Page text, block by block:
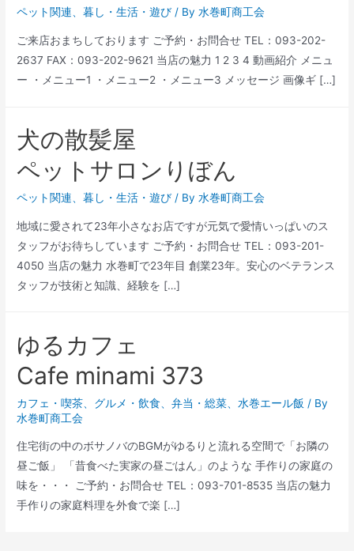
ペット関連、暮し・生活・遊び / By水巻町商工会
ご来店おまちしております ご予約・お問合せ TEL：093-202-
2637 FAX：093-202-9621 当店の魅力 1 2 3 4 動画紹介 メニュ
ー ・メニュー1 ・メニュー2 ・メニュー3 メッセージ 画像ギ […]
犬の散髪屋
ペットサロンりぼん
ペット関連 、暮し・生活・遊び / By水巻町商工会
地域に愛されて23年小さなお店ですが元気で愛情いっぱいのス
タッフがお待ちしています ご予約・お問合せ TEL：093-201-
4050 当店の魅力 水巻町で23年目 創業23年。安心のベテランス
タッフが技術と知識、経験を […]
ゆるカフェ
Cafe minami 373
カフェ・喫茶 グルメ・飲食 、弁当・総菜 、水巻エール飯 / By
水巻町商工会
住宅街の中のボサノバのBGMがゆるりと流れる空間で「お隣の
昼ご飯」 「昔食べた実家の昼ごはん」のような 手作りの家庭の
味を・・・ ご予約・お問合せ TEL：093-701-8535 当店の魅力
手作りの家庭料理を外食で楽 […]